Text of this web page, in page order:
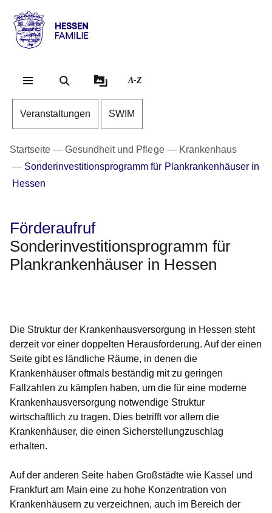
Hessen
Familie
A-Z
Veranstaltungen SWIM
Startseite Gesundheit und Pflege
Krankenhaus
Sonderinvestitionsprogramm für Plankrankenhäuser in
Hessen
Förderaufruf
Sonderinvestitionsprogramm für
Plankrankenhäuser in Hessen
Die Struktur der Krankenhausversorgung in Hessen steht
derzeit vor einer doppelten Herausforderung. Auf der einen
Seite gibt es ländliche Räume, in denen die
Krankenhäuser oftmals beständig mit zu geringen
Fallzahlen zu kämpfen haben, um die für eine moderne
Krankenhausversorgung notwendige Struktur
wirtschaftlich zu tragen. Dies betrifft vor allem die
Krankenhäuser, die einen Sicherstellungzuschlag
erhalten.
Auf der anderen Seite haben Großstädte wie Kassel und
Frankfurt am Main eine zu hohe Konzentration von
Krankenhäusern zu verzeichnen, auch im Bereich der